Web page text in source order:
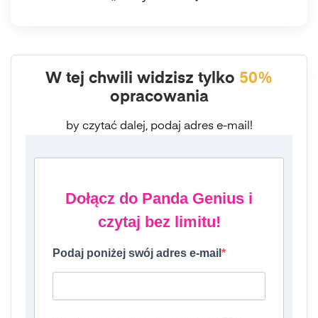
W tej chwili widzisz tylko 50%
opracowania
by czytać dalej, podaj adres e-mail!
Dołącz do Panda Genius i
czytaj bez limitu!
Podaj poniżej swój adres e-mail